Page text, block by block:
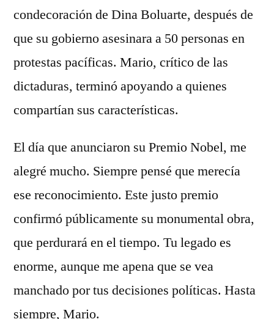
condecoración de Dina Boluarte, después de
que su gobierno asesinara a 50 personas en
protestas pacíficas. Mario, crítico de las
dictaduras, terminó apoyando a quienes
compartían sus características.
El día que anunciaron su Premio Nobel, me
alegré mucho. Siempre pensé que merecía
ese reconocimiento. Este justo premio
confirmó públicamente su monumental obra,
que perdurará en el tiempo. Tu legado es
enorme, aunque me apena que se vea
manchado por tus decisiones políticas. Hasta
siempre, Mario.